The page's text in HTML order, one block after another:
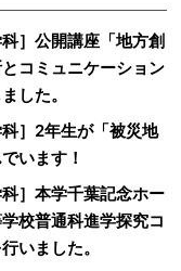
科］公開講座「地方創
コミュニケーション
した。
科］2年生が「被災地
います！
科］本学千葉記念ホー
校普通科進学探究コ
いました。